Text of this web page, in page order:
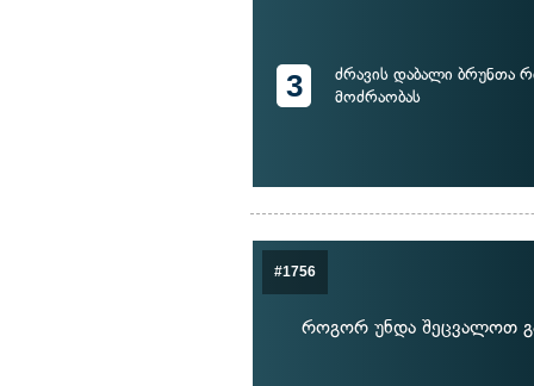
3
ძრავის დაბალი ბრუნთა
მოძრაობას
#1756
როგორ უნდა შეცვალოთ